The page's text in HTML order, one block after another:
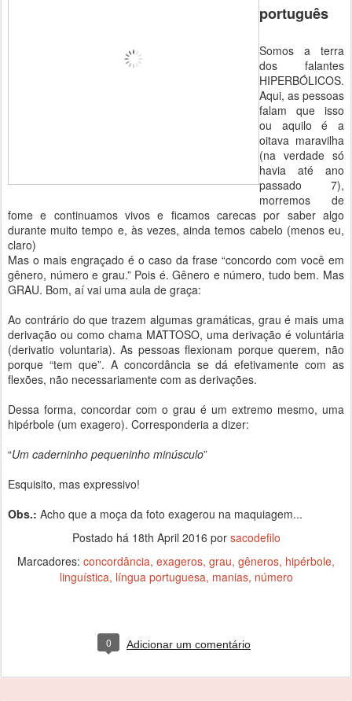
português
Somos a terra
dos falantes
HIPERBÓLICOS.
Aqui, as pessoas
falam que isso
ou aquilo é a
oitava maravilha
(na verdade só
havia até ano
passado 7),
morremos de
fome e continuamos vivos e ficamos carecas por saber algo
durante muito tempo e, às vezes, ainda temos cabelo (menos eu,
claro)
Mas o mais engraçado é o caso da frase “concordo com você em
gênero, número e grau.” Pois é. Gênero e número, tudo bem. Mas
GRAU. Bom, aí vai uma aula de graça:
Ao contrário do que trazem algumas gramáticas, grau é mais uma
derivação ou como chama MATTOSO, uma derivação é voluntária
(derivatio voluntaria). As pessoas flexionam porque querem, não
porque “tem que”. A concordância se dá efetivamente com as
flexões, não necessariamente com as derivações.
Dessa forma, concordar com o grau é um extremo mesmo, uma
hipérbole (um exagero). Corresponderia a dizer:
“Um caderninho pequeninho minúsculo”
Esquisito, mas expressivo!
Obs.: Acho que a moça da foto exagerou na maquiagem...
Postado há 18th April 2016 por sacodefilo
Marcadores: concordância exageros grau gêneros hipérbole
linguística língua portuguesa manias número
0 Adicionar um comentário